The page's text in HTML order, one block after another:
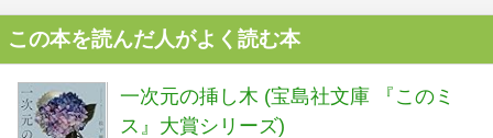
この本を読んだ人がよく読む本
一次元の挿し木 (宝島社文庫 『このミ
ス』大賞シリーズ)